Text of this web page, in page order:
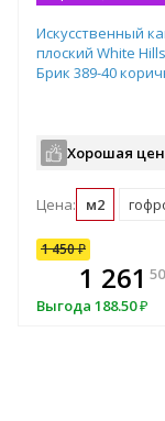
Искусственный
плоский White
Брик 389-40
Хорошая
Цена: м2
1 450₽
1 261 50
Выгода 188.50₽